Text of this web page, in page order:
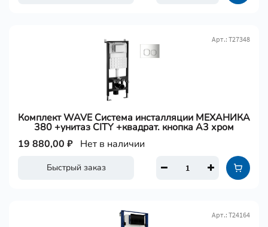
Комплект WAVE Система инсталляции МЕХАНИКА
380 +унитаз CITY +квадрат. кнопка A3 хром
Арт.: Т27348
Быстрый заказ
19 880,00 ₽ Нет в наличии
Арт.: Т24164